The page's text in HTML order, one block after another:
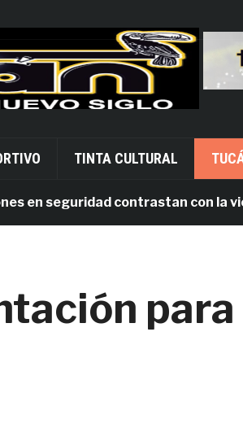
TINTA CULTURAL
seguridad contrastan con la